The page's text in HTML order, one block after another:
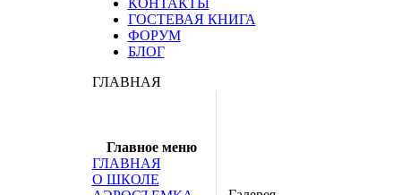
КОНТАКТЫ
ГОСТЕВАЯ КНИГА
ФОРУМ
БЛОГ
ГЛАВНАЯ
Главное меню
ГЛАВНАЯ
О ШКОЛЕ